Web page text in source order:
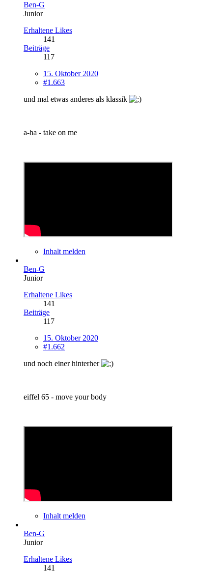
Ben-G
Junior
Erhaltene Likes
141
Beiträge
117
15. Oktober 2020
#1.663
und mal etwas anderes als klassik
a-ha - take on me
Inhalt melden
Ben-G
Junior
Erhaltene Likes
141
Beiträge
117
15. Oktober 2020
#1.662
und noch einer hinterher
eiffel 65 - move your body
Inhalt melden
Ben-G
Junior
Erhaltene Likes
141